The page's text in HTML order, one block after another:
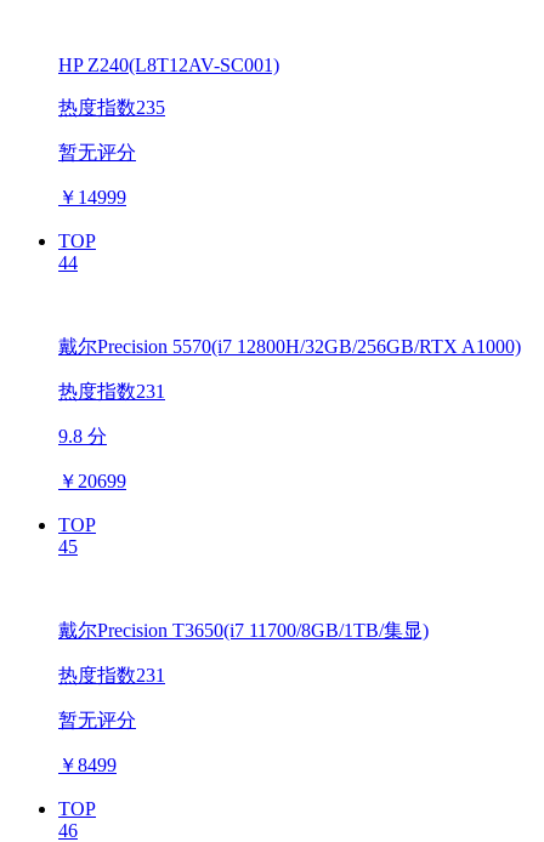
HP Z240(L8T12AV-SC001)
热度指数235
暂无评分
￥ 14999
TOP
44
戴尔Precision 5570(i7 12800H/32GB/256GB/RTX A1000)
热度指数231
9.8 分
￥ 20699
TOP
45
戴尔Precision T3650(i7 11700/8GB/1TB/集显)
热度指数231
暂无评分
￥8499
TOP
46